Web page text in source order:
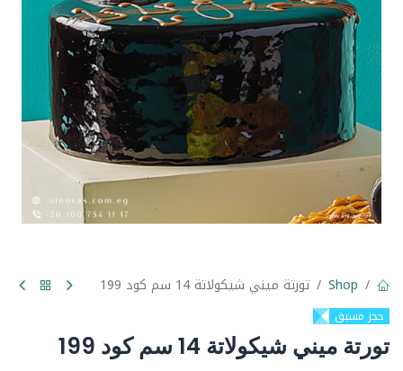
Shop تورتة ميني شيكولاتة 14 سم كود 199
حجز مسبق
تورتة ميني شيكولاتة 14 سم كود 199